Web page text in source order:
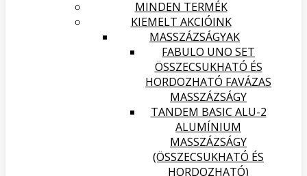
MINDEN TERMÉK
KIEMELT AKCIÓINK
MASSZÁZSÁGYAK
FABULO UNO SET
ÖSSZECSUKHATÓ ÉS
HORDOZHATÓ FAVÁZAS
MASSZÁZSÁGY
TANDEM BASIC ALU-2
ALUMÍNIUM
MASSZÁZSÁGY
(ÖSSZECSUKHATÓ ÉS
HORDOZHATÓ)